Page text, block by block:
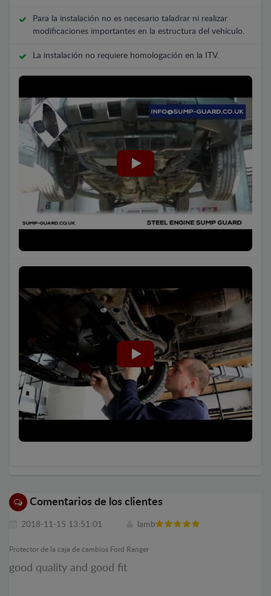
Para la instalación no es necesario taladrar ni realizar
modificaciones importantes en la estructura del vehículo.
La instalación no requiere homologación en la ITV.
Comentarios de los clientes
2018-11-15 13:51:01 lamb
Protector de la caja de cambios Ford Ranger
good quality and good fit